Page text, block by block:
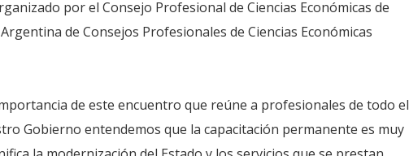
por el Consejo Profesional de Ciencias Económicas de
de Consejos Profesionales de Ciencias Económicas
de este encuentro que reúne a profesionales de todo el
Gobierno entendemos que la capacitación permanente es muy